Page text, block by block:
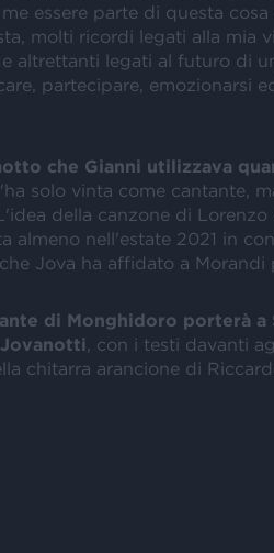
essere parte di questa
molti ricordi legati alla mia
altrettanti legati al futuro di
partecipare, emozionarsi
che Gianni utilizzava
solo vinta come cantante,
della canzone di
almeno nell'estate 2021 in
Jova ha affidato a Morandi
di Monghidoro porterà a
, con i testi davanti
chitarra arancione di